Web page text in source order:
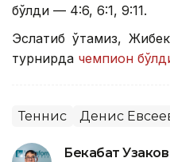
бўлди — 4:6, 6:1, 9:11.
Эслатиб ўтамиз,
турнирда чемпион
Теннис Денис
Бекабат Узаков